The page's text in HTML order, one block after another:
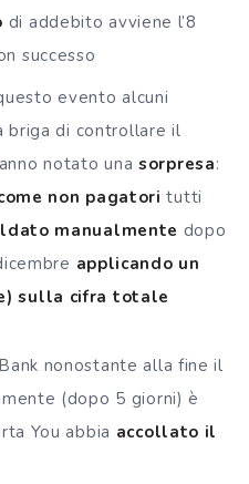
di addebito avviene l’8
successo
evento alcuni
briga di controllare il
notato unasorpresa:
non pagatoritutti
manualmente dopo
applicando un
sulla cifra totale
nonostante alla fine il
(dopo 5 giorni) è
You abbia accollato il